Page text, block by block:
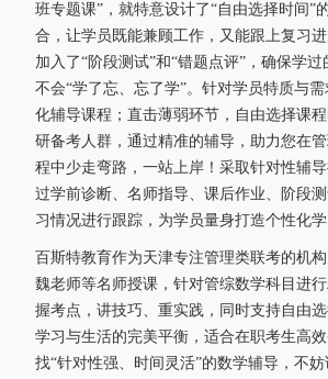
班专题课”，就特意设计了“自由选择时间”
合，让学员既能兼顾工作，又能跟上复习
加入了“阶段测试”和“错题点评”，确保学过
不会“学了忘、忘了学”。针对学员特质与
化辅导课程；直击薄弱环节，自由选择课
研备考人群，通过精准的辅导，助力您在
程中少走弯路，一站上岸！采取针对性辅
过学前诊断、名师指导、课后作业、阶段
习情况进行跟踪，为学员量身打造个性化学
百斯特教育作为天津专注管理类联考的机
魏老师等名师授课，针对管综数学科目进
握考点，讲技巧、重实践，同时支持自由
学习与生活的完美平衡，适合在职考生高
找“针对性强、时间灵活”的数学辅导，不